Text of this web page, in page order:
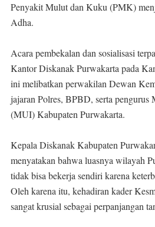
Penyakit Mulut dan Kuku (PMK)
Adha.
Acara pembekalan dan sosialisasi
Kantor Diskanak Purwakarta pada
ini melibatkan perwakilan Dewan
jajaran Polres, BPBD, serta pengurus
(MUI) Kabupaten Purwakarta.
Kepala Diskanak Kabupaten
menyatakan bahwa luasnya wilayah
tidak bisa bekerja sendiri karena
Oleh karena itu, kehadiran kader
sangat krusial sebagai perpanjangan